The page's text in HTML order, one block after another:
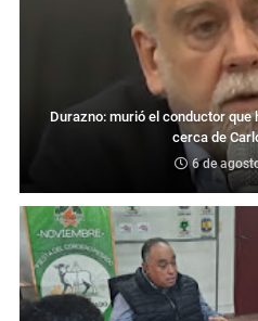
Durazno: murió el conductor
cerca de
6 de